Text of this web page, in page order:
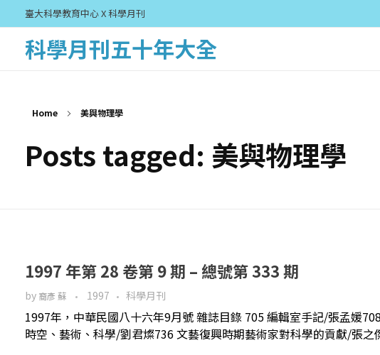
臺大科學教育中心 X 科學月刊
科學月刊五十年大全
Home 美與物理學
Posts tagged: 美與物理學
1997 年第 28 卷第 9 期 – 總號第 333 期
by 裔彥 蘇 1997 科學月刊
1997年，中華民國八十六年9月號 雜誌目錄 705 編輯室手記/張孟媛
時空、藝術、科學/劉君燦736 文藝復興時期藝術家對科學的貢獻/張之